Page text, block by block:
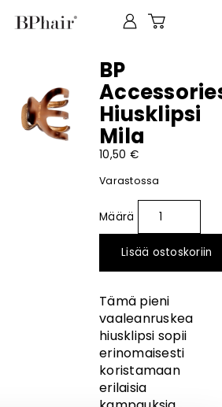
BP
Hiusklipsi
Mila
10,50 €
Varastossa
Lisää ostoskoriin
Tämä pieni
vaaleanruskea
hiusklipsi sopii
erinomaisesti
koristamaan
erilaisia